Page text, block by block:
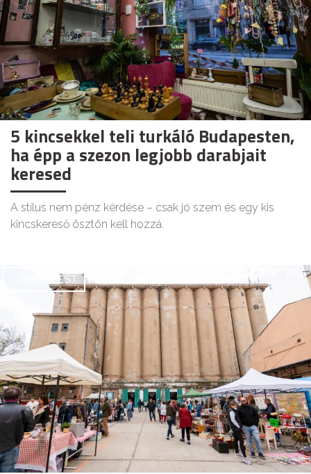
5 kincsekkel teli turkáló Budapesten,
ha épp a szezon legjobb darabjait
keresed
A stílus nem pénz kérdése – csak jó szem és egy kis
kincskereső ösztön kell hozzá.
GOODAPEST